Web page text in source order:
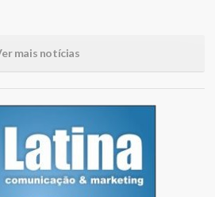
mais notícias